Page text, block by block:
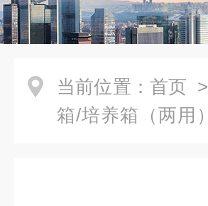
当前位置： 首页 >
箱/培养箱（两用）